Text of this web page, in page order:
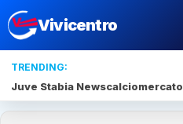
Vivicentro
TRENDING:
Juve Stabia Newscalciomercato